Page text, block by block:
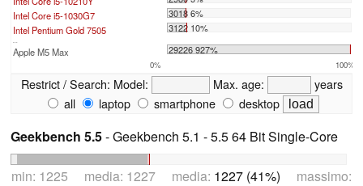
Intel Core i5-1030G7
3018 6%
Intel Pentium Gold 7505
3122 10%
...
Apple M5 Max 29226 927%
0% 100%
Restrict / Search: Model: Max. age:
years
all
laptop smartphone desktop
Geekbench 5.5- Geekbench 5.1 - 5.5 64 Bit Single-Core
min: 1225 media: 1227 media: 1227 (41%) massimo: